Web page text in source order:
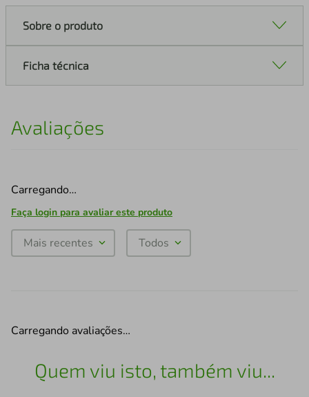
Sobre o produto
Ficha técnica
Avaliações
Carregando…
Faça login para avaliar este produto
Mais recentes Todos
Carregando avaliações…
Quem viu isto, também viu...